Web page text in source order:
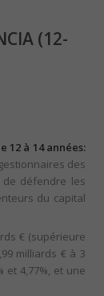
(12-
à 14 années:
des
de défendre les
du capital
€ (supérieure
milliards € à 3
et 4,77%, et une